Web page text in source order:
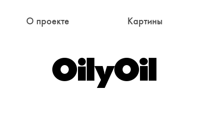
О проекте Картины